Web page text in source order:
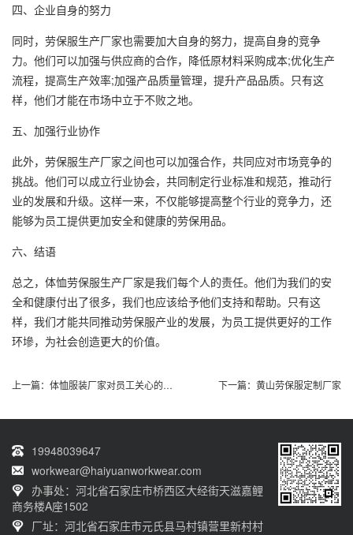
四、企业自身的努力
同时，劳保服生产厂家也需要加大自身的努力，提高自身的竞争
力。他们可以加强与供应商的合作，降低原材料采购成本;优化生产
流程，提高生产效率;加强产品质量管理，提升产品品质。只有这
样，他们才能在市场中立于不败之地。
五、加强行业协作
此外，劳保服生产厂家之间也可以加强合作，共同应对市场竞争的
挑战。他们可以成立行业协会，共同制定行业标准和规范，推动行
业的发展和升级。这样一来，不仅能够提高整个行业的竞争力，还
能够为员工提供更加安全和健康的劳保用品。
六、结语
总之，体恤劳保服生产厂家是我们每个人的责任。他们为我们的安
全和健康付出了很多，我们也应该给予他们支持和帮助。只有这
样，我们才能共同推动劳保服产业的发展，为员工提供更好的工作
环墋，为社会创造更大的价值。
上一篇： 体恤服装厂家对员工关心的重要性 下一篇： 黄山劳保服定制厂家
19948039647
workwear@haiyuanworkwear.com
办事处：河北省石家庄市桥西区大经街天滋嘉鲤
商务楼A座1502
厂址：河北省石家庄市元氏县马村镇营里新村村